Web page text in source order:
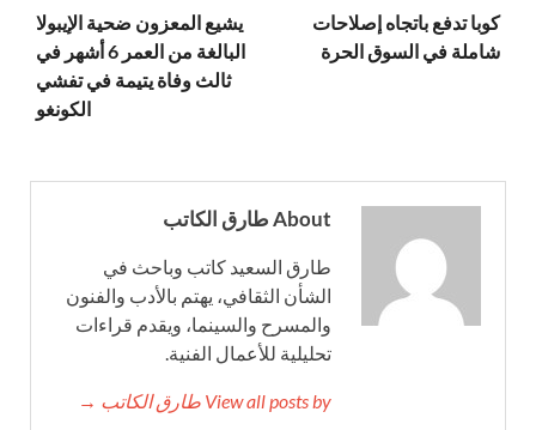
كوبا تدفع باتجاه إصلاحات
شاملة في السوق الحرة
يشيع المعزون ضحية الإيبولا
البالغة من العمر 6 أشهر في
ثالث وفاة يتيمة في تفشي
الكونغو
About طارق الكاتب
طارق السعيد كاتب وباحث في
الشأن الثقافي، يهتم بالأدب والفنون
والمسرح والسينما، ويقدم قراءات
تحليلية للأعمال الفنية.
View all posts by طارق الكاتب →